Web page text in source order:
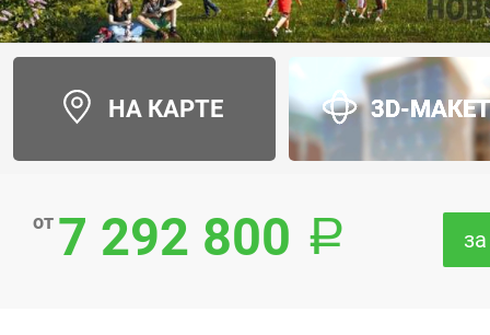
НА КАРТЕ 3D-
от 7 292 800